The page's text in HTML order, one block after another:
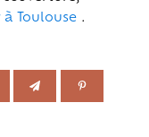
Toulouse.